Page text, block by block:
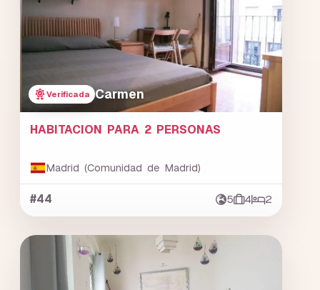
Verificada Carmen
HABITACION PARA 2 PERSONAS
Madrid (Comunidad de Madrid)
#44 5 4 2